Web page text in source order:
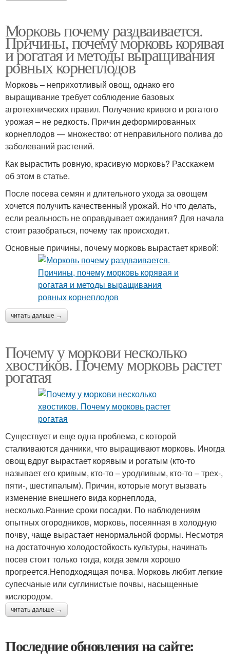
Морковь почему раздваивается.
Причины, почему морковь корявая
и рогатая и методы выращивания
ровных корнеплодов
Морковь – неприхотливый овощ, однако его
выращивание требует соблюдение базовых
агротехнических правил. Получение кривого и рогатого
урожая – не редкость. Причин деформированных
корнеплодов — множество: от неправильного полива до
заболеваний растений.
Как вырастить ровную, красивую морковь? Расскажем
об этом в статье.
После посева семян и длительного ухода за овощем
хочется получить качественный урожай. Но что делать,
если реальность не оправдывает ожидания? Для начала
стоит разобраться, почему так происходит.
Основные причины, почему морковь вырастает кривой:
читать дальше →
Почему у моркови несколько
хвостиков. Почему морковь растет
рогатая
Существует и еще одна проблема, с которой
сталкиваются дачники, что выращивают морковь. Иногда
овощ вдруг вырастает корявым и рогатым (кто-то
называет его кривым, кто-то – уродливым, кто-то – трех-,
пяти-, шестипалым). Причин, которые могут вызвать
изменение внешнего вида корнеплода,
несколько.Ранние сроки посадки. По наблюдениям
опытных огородников, морковь, посеянная в холодную
почву, чаще вырастает ненормальной формы. Несмотря
на достаточную холодостойкость культуры, начинать
посев стоит только тогда, когда земля хорошо
прогреется.Неподходящая почва. Морковь любит легкие
супесчаные или суглинистые почвы, насыщенные
кислородом.
читать дальше →
Последние обновления на сайте: